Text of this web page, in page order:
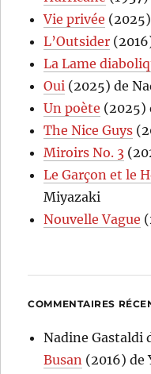
Vie privée
L’Outsider
La Lame
Oui (2025) de
Un poète (2025)
The Nice Guys
Miroirs No. 3
Le Garçon et le
Miyazaki
Nouvelle Vague
COMMENTAIRES
Nadine Gastaldi
Busan (2016) de